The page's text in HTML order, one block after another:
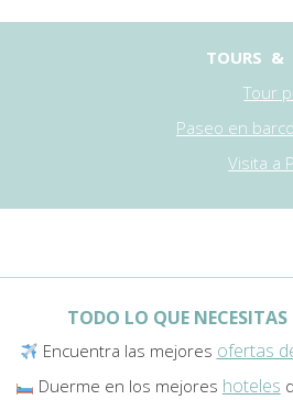
TOURS &
Tour
Paseo en
Visita a
TODO LO QUE
Encuentra las mejores ofertas
Duerme en los mejores hoteles